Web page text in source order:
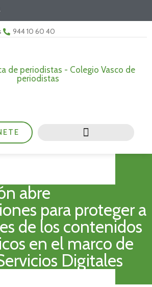
944 10 60 40
de periodistas - Colegio Vasco de
periodistas
abre
para proteger a
de los contenidos
en el marco de
Digitales